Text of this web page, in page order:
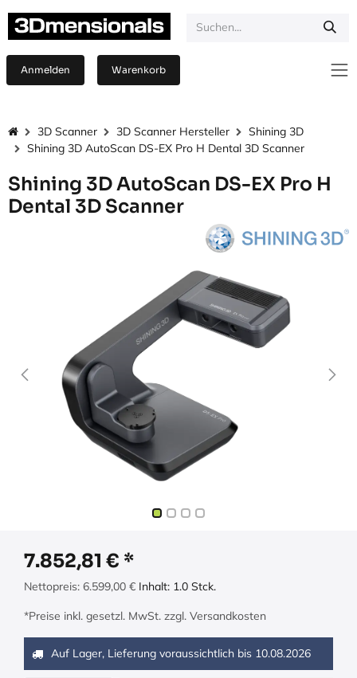
Anmelden Warenkorb
3D Scanner 3D Scanner Hersteller
Shining 3D
Shining 3D AutoScan DS-EX Pro H Dental 3D Scanner
Shining 3D AutoScan DS-EX Pro H
Dental 3D Scanner
7.852,81 €
Nettopreis: 6.599,00 € Inhalt: 1.0 Stck.
*Preise inkl. gesetzl. MwSt. zzgl. Versandkosten
Auf Lager, Lieferung voraussichtlich bis 10.08.2026